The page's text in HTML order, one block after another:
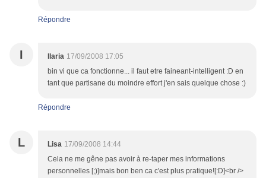
Répondre
I Ilaria 17/09/2008 17:05
bin vi que ca fonctionne... il faut etre faineant-intelligent :D en
tant que partisane du moindre effort j'en sais quelque chose :)
Répondre
L Lisa 17/09/2008 14:44
Cela ne me gêne pas avoir à re-taper mes informations
personnelles [;)]mais bon ben ca c'est plus pratique![:D]<br />